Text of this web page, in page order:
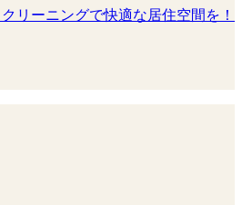
リーニングで快適な居住空間を！